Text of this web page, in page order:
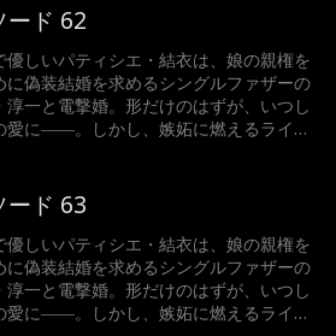
ード 62
優しいパティシエ・結衣は、娘の親権を
に偽装結婚を求めるシングルファザーの
淳一と電撃婚。形だけのはずが、いつし
愛に――。しかし、嫉妬に燃えるライバ
ード 63
優しいパティシエ・結衣は、娘の親権を
に偽装結婚を求めるシングルファザーの
淳一と電撃婚。形だけのはずが、いつし
愛に――。しかし、嫉妬に燃えるライバ